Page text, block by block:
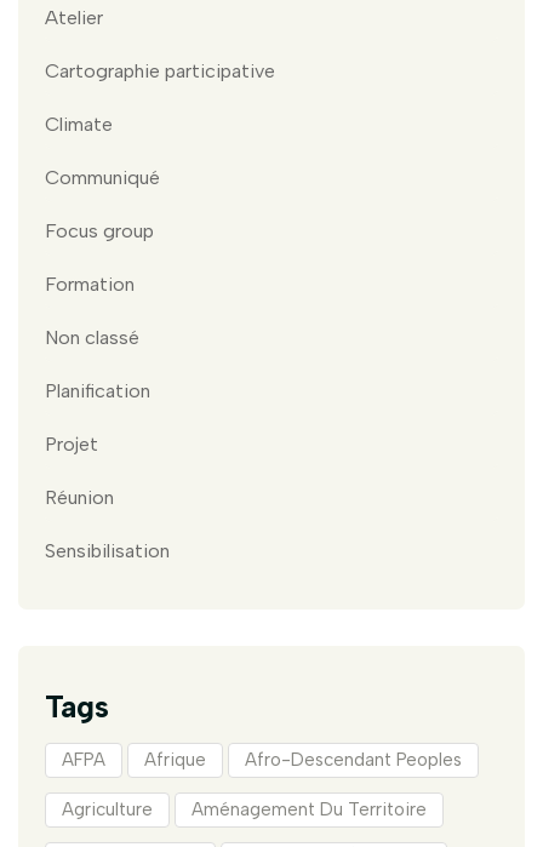
Atelier
Cartographie participative
Climate
Communiqué
Focus group
Formation
Non classé
Planification
Projet
Réunion
Sensibilisation
Tags
AFPA Afrique Afro-Descendant Peoples
Agriculture Aménagement Du Territoire